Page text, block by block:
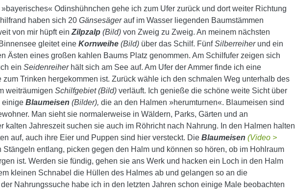
Odinshühnchen gehe ich zum Ufer zurück und dort weiter Richtung
haben sich 20 Gänsesägerauf im Wasser liegenden Baumstämmen
von mir hüpft ein Zilpzalp (Bild) von Zweig zu Zweig. An meinem nächsten
gleitet eine Kornweihe (Bild) über das Schilf. FünfSilberreiherund ein
Ästen eines großen kahlen Baums Platz genommen. Am Schilfufer zeigen sich
ein Seidenreiherhält sich am See auf. Am Ufer der Ammer finde ich eine
zum Trinken hergekommen ist. Zurück wähle ich den schmalen Weg unterhalb des
weiträumigen Schilfgebiet (Bild) verläuft. Ich genieße die schöne weite Sicht über
einige Blaumeisen (Bilder), die an den Halmen »herumturnen«. Blaumeisen sind
Man sieht sie normalerweise in Wäldern, Parks, Gärten und an
kalten Jahreszeit suchen sie auch im Röhricht nach Nahrung. In den Halmen halten
auf, auch ihre Eier und Puppen sind hier versteckt. Die Blaumeisen (Video >
Stängeln entlang, picken gegen den Halm und können so hören, ob im Hohlraum
ist. Werden sie fündig, gehen sie ans Werk und hacken ein Loch in den Halm
kleinen Schnabel die Hüllen des Halmes ab und gelangen so an die
Nahrungssuche habe ich in den letzten Jahren schon einige Male beobachten